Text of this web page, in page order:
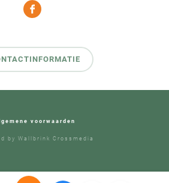
voorwaarden
by Wallbrink Crossmedia